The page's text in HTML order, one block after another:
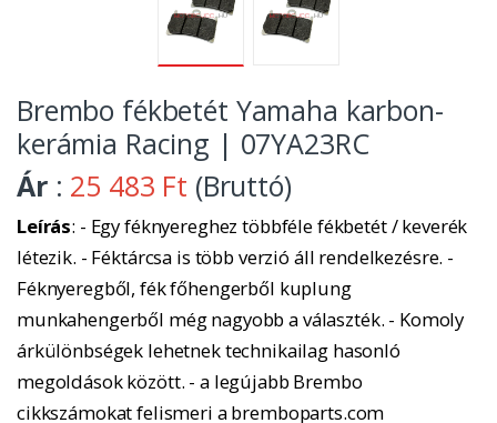
Brembo fékbetét Yamaha karbon-
kerámia Racing | 07YA23RC
Ár : 25 483 Ft (Bruttó)
Leírás: - Egy féknyereghez többféle fékbetét / keverék
létezik. - Féktárcsa is több verzió áll rendelkezésre. -
Féknyeregből, fék főhengerből kuplung
munkahengerből még nagyobb a választék. - Komoly
árkülönbségek lehetnek technikailag hasonló
megoldások között. - a legújabb Brembo
cikkszámokat felismeri a bremboparts.com